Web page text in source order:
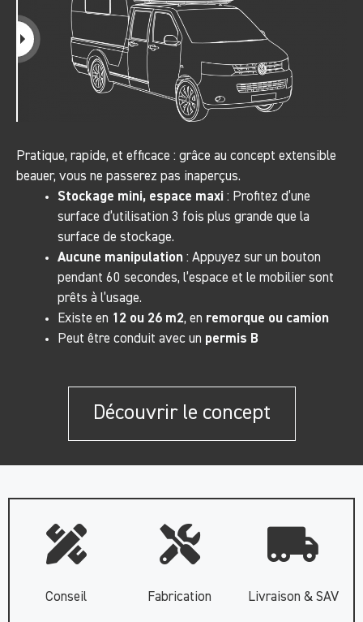
Pratique, rapide, et efficace : grâce au concept extensible
beauer, vous ne passerez pas inaperçus.
Stockage mini, espace maxi : Profitez d’une
surface d’utilisation 3 fois plus grande que la
surface de stockage.
Aucune manipulation : Appuyez sur un bouton
pendant 60 secondes, l’espace et le mobilier sont
prêts à l’usage.
Existe en 12 ou 26 m2, en remorque ou camion
Peut être conduit avec un permis B
Découvrir le concept
Conseil Fabrication Livraison & SAV